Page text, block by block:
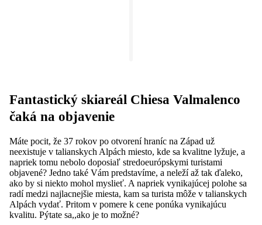
Fantastický skiareál Chiesa Valmalenco
čaká na objavenie
Máte pocit, že 37 rokov po otvorení hraníc na Západ už
neexistuje v talianskych Alpách miesto, kde sa kvalitne lyžuje, a
napriek tomu nebolo doposiaľ stredoeurópskymi turistami
objavené? Jedno také Vám predstavíme, a neleží až tak ďaleko,
ako by si niekto mohol myslieť. A napriek vynikajúcej polohe sa
radí medzi najlacnejšie miesta, kam sa turista môže v talianskych
Alpách vydať. Pritom v pomere k cene ponúka vynikajúcu
kvalitu. Pýtate sa,,ako je to možné?